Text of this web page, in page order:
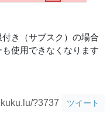
き（サブスク）の場合
使用できなくなります
?3737 ツイート